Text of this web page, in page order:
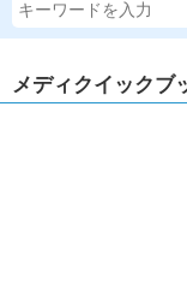
メディクイック